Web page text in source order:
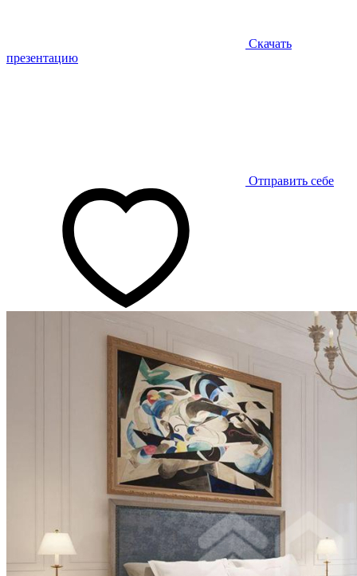
Скачать
презентацию
Отправить себе